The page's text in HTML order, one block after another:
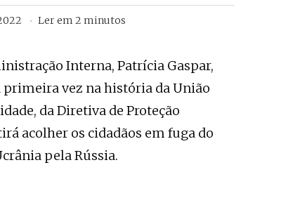
Ler em 2 minutos
Interna, Patrícia Gaspar,
vez na história da União
da Diretiva de Proteção
acolher os cidadãos em fuga do
pela Rússia.